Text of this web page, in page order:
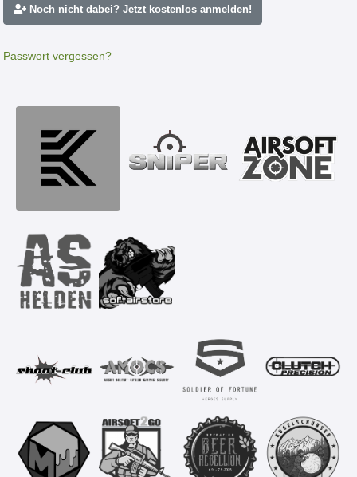
Noch nicht dabei? Jetzt kostenlos anmelden!
Passwort vergessen?